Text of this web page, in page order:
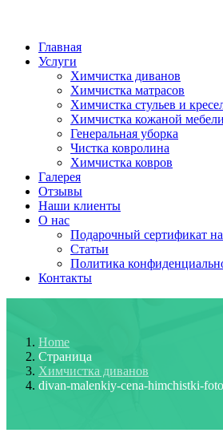
Главная
Услуги
Химчистка диванов
Химчистка матрасов
Химчистка стульев и
Химчистка кожаной мебели
Генеральная уборка
Чистка ковролина
Химчистка ковров
Галерея
Отзывы
Наши клиенты
О нас
Подарочный сертификат
Статьи
Политика
Контакты
Home
Страница
Химчистка диванов
divan-malenkiy-cena-himchistki-foto